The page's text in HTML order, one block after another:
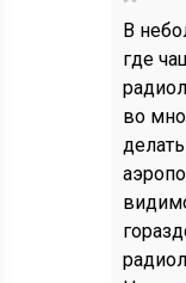
В
где
во